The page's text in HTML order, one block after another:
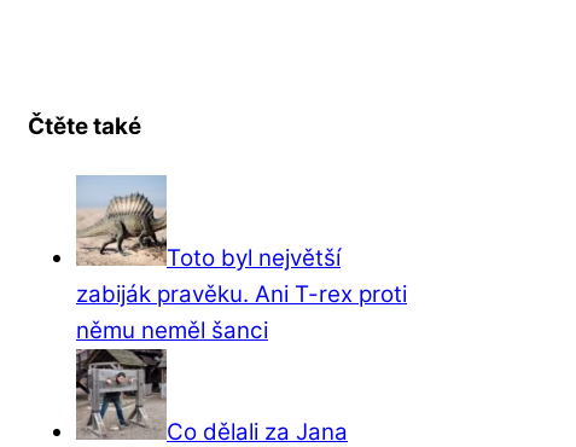
Čtěte také
Toto byl největší
zabiják pravěku. Ani T-rex proti
němu neměl šanci
Co dělali za Jana